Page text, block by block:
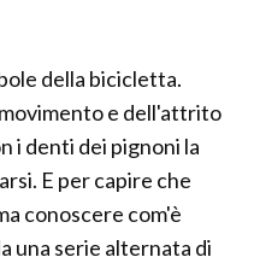
della bicicletta.
e dell'attrito
i denti dei pignoni la
E per capire che
conoscere com'è
una serie alternata di